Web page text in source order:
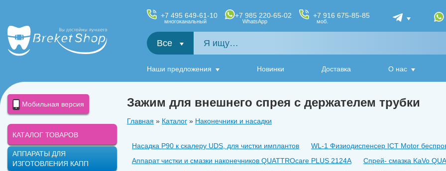
+7 495 649-61-10
многоканальный
+7 985 220-65-02
WhatsApp
+7 916 675-85-85
моб.
Все
Наши предложения Новинки Доставка О нас
Зажим для внешнего спрея с держателем трубки
Главная » Каталог » Наконечники и насадки
Насадка P90 к скалеру UDS, для чистки имплантов
WL-1 Физиодиспенсер ICT Motor
Аппарат чистки и смазки наконечников QUATTROcare PLUS 2124A
Спрей- смазка KaVo
Мобильная версия
КАТАЛОГ ТОВАРОВ
АППАРАТЫ ДЛЯ
ИЗГОТОВЛЕНИЯ КАПП